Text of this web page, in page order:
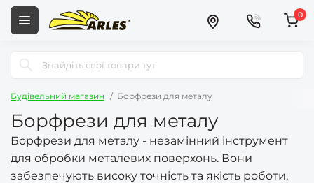
0
Будівельний магазин Борфрези для металу
Борфрези для металу
Борфрези для металу - незамінний інструмент
для обробки металевих поверхонь. Вони
забезпечують високу точність та якість роботи,